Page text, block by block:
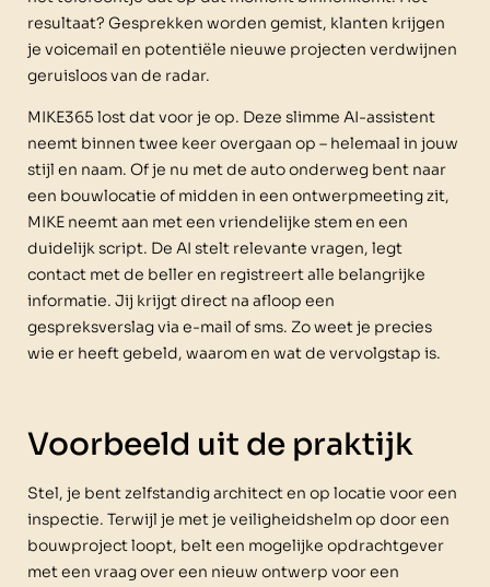
resultaat? Gesprekken worden gemist, klanten krijgen
je voicemail en potentiële nieuwe projecten verdwijnen
geruisloos van de radar.
MIKE365 lost dat voor je op. Deze slimme AI-assistent
neemt binnen twee keer overgaan op – helemaal in jouw
stijl en naam. Of je nu met de auto onderweg bent naar
een bouwlocatie of midden in een ontwerpmeeting zit,
MIKE neemt aan met een vriendelijke stem en een
duidelijk script. De AI stelt relevante vragen, legt
contact met de beller en registreert alle belangrijke
informatie. Jij krijgt direct na afloop een
gespreksverslag via e-mail of sms. Zo weet je precies
wie er heeft gebeld, waarom en wat de vervolgstap is.
Voorbeeld uit de praktijk
Stel, je bent zelfstandig architect en op locatie voor een
inspectie. Terwijl je met je veiligheidshelm op door een
bouwproject loopt, belt een mogelijke opdrachtgever
met een vraag over een nieuw ontwerp voor een